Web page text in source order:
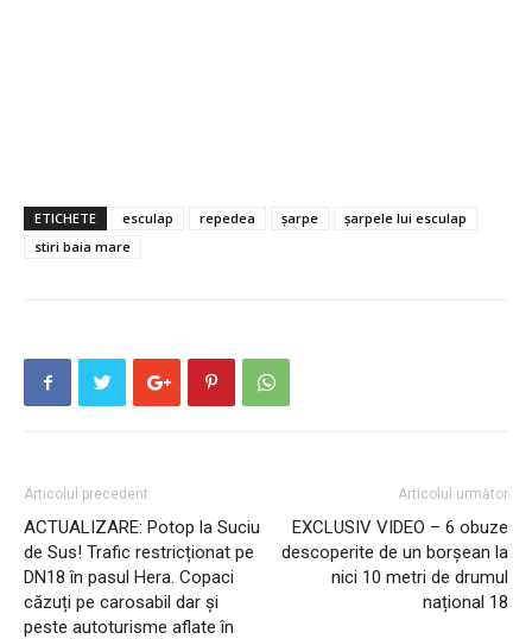
ETICHETE esculap repedea șarpe
șarpele lui esculap
stiri baia mare
Articolul precedent
ACTUALIZARE: Potop la Suciu
de Sus! Trafic restricționat pe
DN18 în pasul Hera. Copaci
căzuți pe carosabil dar și
peste autoturisme aflate în
Articolul următor
EXCLUSIV VIDEO – 6 obuze
descoperite de un borșean la
nici 10 metri de drumul
național 18